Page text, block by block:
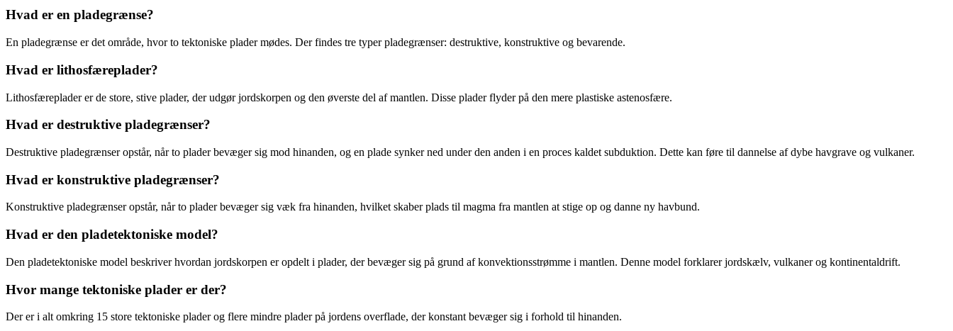
Hvad er en pladegrænse?
En pladegrænse er det område, hvor to tektoniske plader mødes. Der findes tre typer pladegrænser: destruktive, konstruktive og bevarende.
Hvad er lithosfæreplader?
Lithosfæreplader er de store, stive plader, der udgør jordskorpen og den øverste del af mantlen. Disse plader flyder på den mere plastiske astenosfære.
Hvad er destruktive pladegrænser?
Destruktive pladegrænser opstår, når to plader bevæger sig mod hinanden, og en plade synker ned under den anden i en proces kaldet subduktion. Dette kan føre til dannelse af dybe havgrave og vulkaner.
Hvad er konstruktive pladegrænser?
Konstruktive pladegrænser opstår, når to plader bevæger sig væk fra hinanden, hvilket skaber plads til magma fra mantlen at stige op og danne ny havbund.
Hvad er den pladetektoniske model?
Den pladetektoniske model beskriver hvordan jordskorpen er opdelt i plader, der bevæger sig på grund af konvektionsstrømme i mantlen. Denne model forklarer jordskælv, vulkaner og kontinentaldrift.
Hvor mange tektoniske plader er der?
Der er i alt omkring 15 store tektoniske plader og flere mindre plader på jordens overflade, der konstant bevæger sig i forhold til hinanden.